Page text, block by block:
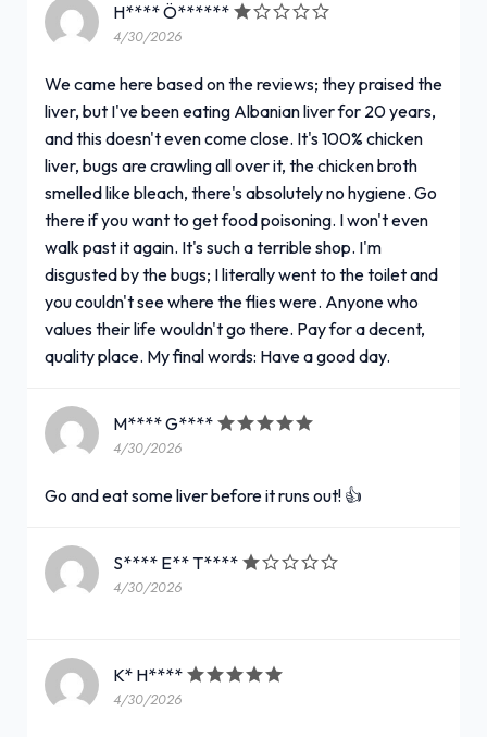
H**** Ö******
4/30/2026
We came here based on the reviews; they praised the
liver, but I've been eating Albanian liver for 20 years,
and this doesn't even come close. It's 100% chicken
liver, bugs are crawling all over it, the chicken broth
smelled like bleach, there's absolutely no hygiene. Go
there if you want to get food poisoning. I won't even
walk past it again. It's such a terrible shop. I'm
disgusted by the bugs; I literally went to the toilet and
you couldn't see where the flies were. Anyone who
values their life wouldn't go there. Pay for a decent,
quality place. My final words: Have a good day.
M**** G****
4/30/2026
Go and eat some liver before it runs out! 👍
S**** E** T****
4/30/2026
K* H****
4/30/2026